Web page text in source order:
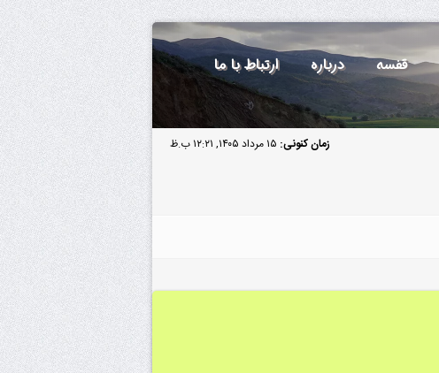
قفسه درباره ارتباط با ما
زمان کنونی: ۱۵ مرداد ۱۴۰۵, ۱۲:۲۱ ب.ظ